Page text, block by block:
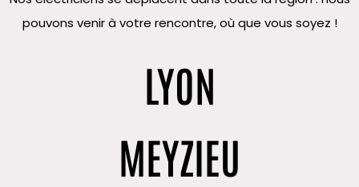
pouvons venir à votre rencontre, où que vous soyez !
LYON
MEYZIEU